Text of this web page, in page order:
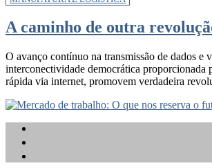
A caminho de outra
O avanço contínuo na transmissão de dados e
interconectividade democrática proporcionada
rápida via internet, promovem verdadeira